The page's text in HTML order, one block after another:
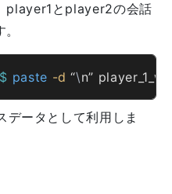
player1とplayer2の会話
paste -d “\n”
ータとして利用しま